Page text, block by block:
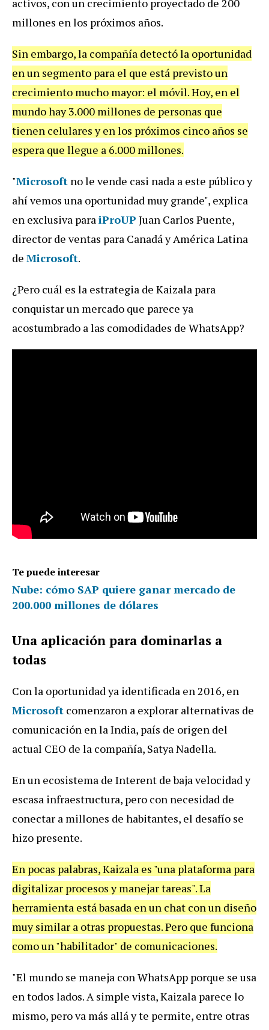
activos, con un crecimiento proyectado de 200
millones en los próximos años.
Sin embargo, la compañía detectó la oportunidad
en un segmento para el que está previsto un
crecimiento mucho mayor: el móvil. Hoy, en el
mundo hay 3.000 millones de personas que
tienen celulares y en los próximos cinco años se
espera que llegue a 6.000 millones.
"Microsoft no le vende casi nada a este público y
ahí vemos una oportunidad muy grande", explica
en exclusiva paraiProUP Juan Carlos Puente,
director de ventas para Canadá y América Latina
de Microsoft.
¿Pero cuál es la estrategia de Kaizala para
conquistar un mercado que parece ya
acostumbrado a las comodidades de WhatsApp?
Te puede interesar
Nube: cómo SAP quiere ganar mercado de
200.000 millones de dólares
Una aplicación para dominarlas a
todas
Con la oportunidad ya identificada en 2016, en
Microsoft comenzaron a explorar alternativas de
comunicación en la India, país de origen del
actual CEO de la compañía, Satya Nadella.
En un ecosistema de Interent de baja velocidad y
escasa infraestructura, pero con necesidad de
conectar a millones de habitantes, el desafío se
hizo presente.
En pocas palabras, Kaizala es "una plataforma para
digitalizar procesos y manejar tareas". La
herramienta está basada en un chat con un diseño
muy similar a otras propuestas. Pero que funciona
como un "habilitador" de comunicaciones.
"El mundo se maneja con WhatsApp porque se usa
en todos lados. A simple vista, Kaizala parece lo
mismo, pero va más allá y te permite, entre otras